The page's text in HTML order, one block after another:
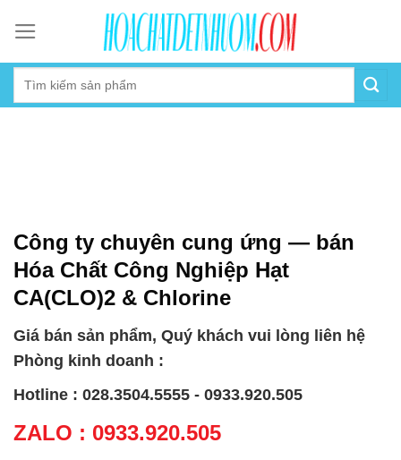
content
Công ty chuyên cung ứng — bán
Hóa Chất Công Nghiệp Hạt
CA(CLO)2 & Chlorine
Giá bán sản phẩm, Quý khách vui lòng liên hệ
Phòng kinh doanh :
Hotline : 028.3504.5555 - 0933.920.505
ZALO : 0933.920.505